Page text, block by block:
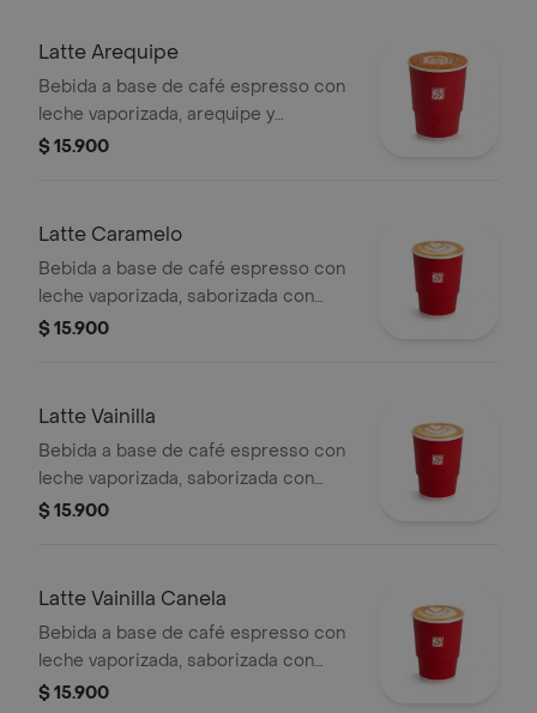
Latte Arequipe
Bebida a base de café espresso con
leche vaporizada, arequipe y
saborizada con caramelo. La
minutos de haber sido preparado y/o
domicilio.
$ 15.900
Latte Caramelo
Bebida a base de café espresso con
leche vaporizada, saborizada con
caramelo.
$ 15.900
Latte Vainilla
Bebida a base de café espresso con
leche vaporizada, saborizada con
vainilla.
$ 15.900
Latte Vainilla Canela
Bebida a base de café espresso con
leche vaporizada, saborizada con
vainilla y canela.
$ 15.900